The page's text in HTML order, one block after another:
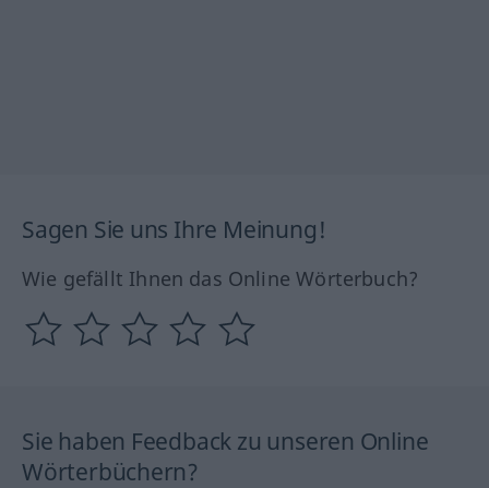
Sagen Sie uns Ihre Meinung!
Wie gefällt Ihnen das Online Wörterbuch?
Sie haben Feedback zu unseren Online
Wörterbüchern?